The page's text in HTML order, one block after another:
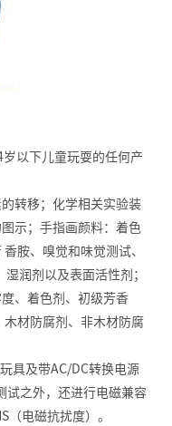
以下儿童玩耍的任何产
转移；化学相关实验装
示；手指画颜料：着色
胺、嗅觉和味觉测试、
润剂以及表面活性剂；
、着色剂、初级芳香
材防腐剂、非木材防腐
具及带AC/DC转换电源
试之外，还进行电磁兼容
（电磁抗扰度）。